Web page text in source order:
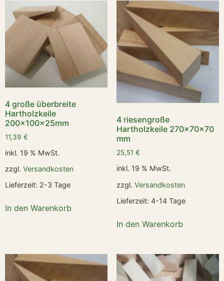
4 große überbreite
Hartholzkeile
200x100x25mm
11,39 €
inkl. 19 % MwSt.
zzgl. Versandkosten
Lieferzeit: 2-3 Tage
In den Warenkorb
4 riesengroße
Hartholzkeile 270x70x70
mm
25,51 €
inkl. 19 % MwSt.
zzgl. Versandkosten
Lieferzeit: 4-14 Tage
In den Warenkorb